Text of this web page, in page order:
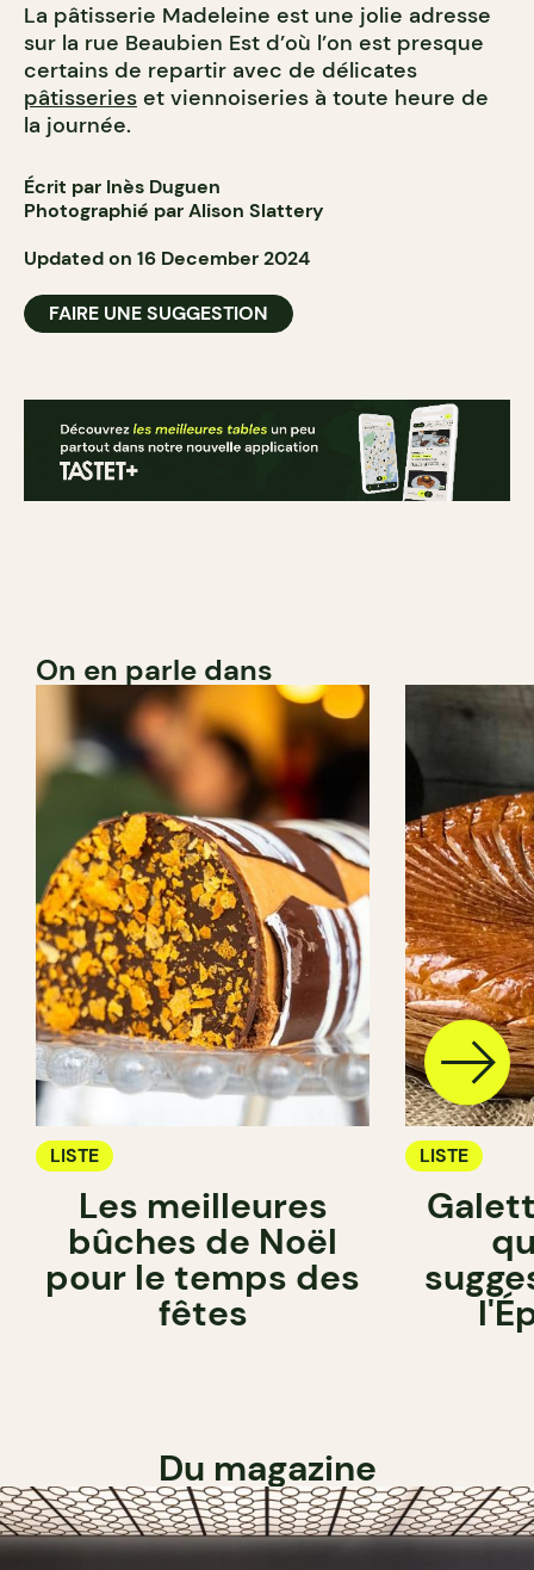
La pâtisserie Madeleine est une jolie adresse
sur la rue Beaubien Est d’où l’on est presque
certains de repartir avec de délicates
pâtisseries et viennoiseries à toute heure de
la journée.
Écrit par Inès Duguen
Photographié par Alison Slattery
Updated on 16 December 2024
FAIRE UNE SUGGESTION
On en parle dans
LISTE
Les meilleures
bûches de Noël
pour le temps des
fêtes
LISTE
Du magazine